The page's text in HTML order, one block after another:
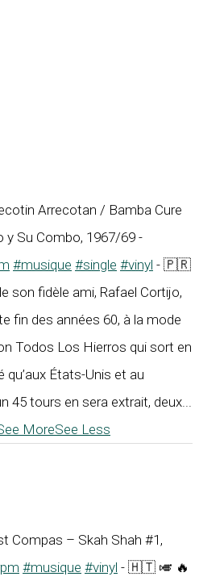
Arrecotan / Bamba Cure
y Su Combo, 1967/69 -
#musique #single #vinyl - 🇵🇷
son fidèle ami, Rafael Cortijo,
fin des années 60, à la mode
Todos Los Hierros qui sort en
qu’aux États-Unis et au
45 tours en sera extrait, deux...
MoreSee Less
Compas – Skah Shah #1,
#musique #vinyl - 🇭🇹 🎺 🔥